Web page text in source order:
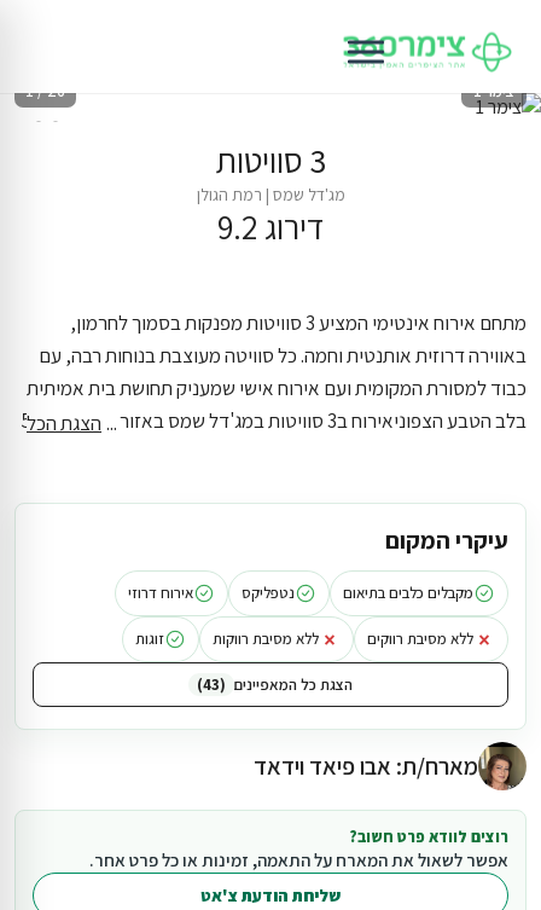
3 סוויטות
מג'דל שמס | רמת הגולן
דירוג 9.2
צימר 1 1 / 26
מארח/ת: אבו פיאד וידאד
מתחם אירוח אינטימי המציע 3 סוויטות מפנקות בסמוך לחרמון,
באווירה דרוזית אותנטית וחמה. כל סוויטה מעוצבת בנוחות רבה, עם
כבוד למסורת המקומית ועם אירוח אישי שמעניק תחושת בית אמיתית
בלב הטבע הצפוני
אירוח ב3 סוויטות במג'דל שמס באזור רמת הגולן, 5
כלבים.
שירותים. בכל יחידה ניתן לארח בין 11 ל-12 אורחים. נקודת
בליאומאגנתיזים היפכ מערב נמצא במרחק של כ-14.6 ק״מ מהמתחם
הצגת הכל
רוצים לוודא פרט חשוב?
אפשר לשאול את המארח על התאמה, זמינות או כל פרט אחר.
שליחת הודעת צ'אט
עיקרי המקום
מקבלים כלבים בתיאום נטפליקס אירוח דרוזי
× ללא מסיבת רווקים × ללא מסיבת רווקות זוגות
הצגת כל המאפיינים 43